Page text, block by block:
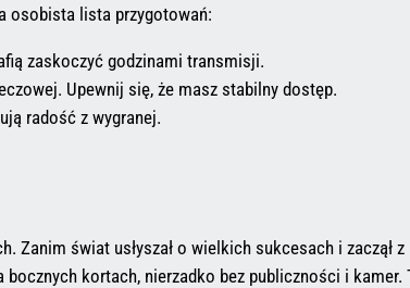
osobista lista przygotowań:
zaskoczyć godzinami transmisji.
Upewnij się, że masz stabilny dostęp.
radość z wygranej.
Zanim świat usłyszał o wielkich sukcesach i zaczął
kortach, nierzadko bez publiczności i kamer.